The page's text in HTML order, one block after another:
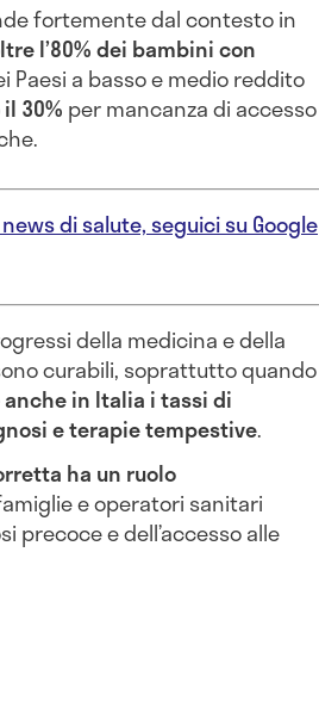
fortemente dal contesto in
l’80% dei bambini con
Paesi a basso e medio reddito
30% per mancanza di accesso
di salute, seguici su Google
della medicina e della
curabili, soprattutto quando
anche in Italia i tassi di
e terapie tempestive.
ha un ruolo
e operatori sanitari
precoce e dell’accesso alle